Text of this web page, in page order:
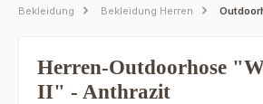
Bekleidung Bekleidung Herren
Herren-Outdoorhose
II" - Anthrazit